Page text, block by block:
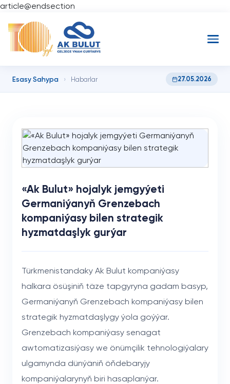
article@endsection
Esasy Sahypa › Habarlar 27.05.2026
«Ak Bulut» hojalyk jemgyýeti
Germaniýanyň Grenzebach
kompaniýasy bilen strategik
hyzmatdaşlyk gurýar
Türkmenistandaky Ak Bulut kompaniýasy
halkara ösüşiniň täze tapgyryna gadam basyp,
Germaniýanyň Grenzebach kompaniýasy bilen
strategik hyzmatdaşlygy ýola goýýar.
Grenzebach kompaniýasy senagat
awtomatizasiýasy we önümçilik tehnologiýalary
ulgamynda dünýäniň öňdebaryjy
kompaniýalarynyň biri hasaplanýar.